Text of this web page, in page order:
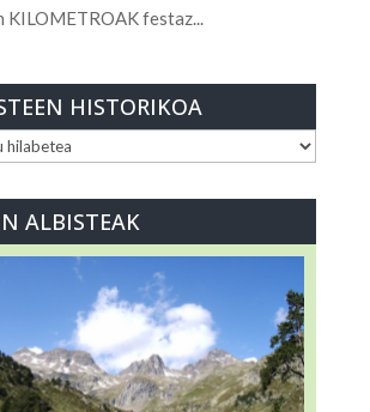
KILOMETROAK festaz...
HISTORIKOA
ALBISTEAK